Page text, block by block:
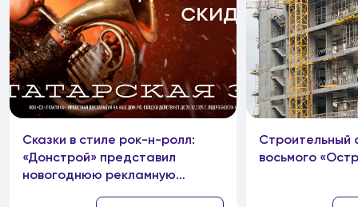
Сказки в стиле рок-н-ролл:
«Донстрой» представил
новогоднюю рекламную
Строительный
восьмого